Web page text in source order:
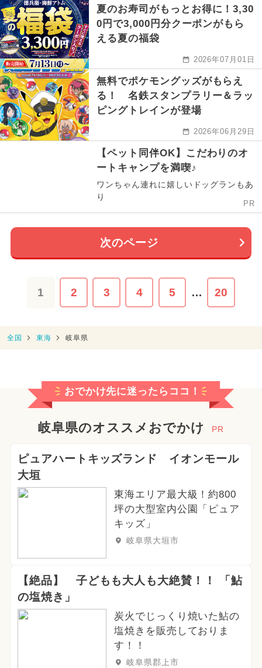
夏のお寿司がもっとお得に！3,30
0円で3,000円分クーポンがもら
える夏の福袋
2026年07月01日
無料でポケモングッズがもらえ
る！ 名鉄スタンプラリー＆ラッ
ピングトレインが登場
2026年06月29日
【ペット同伴OK】こだわりのオ
ートキャンプを満喫♪
ワンちゃん連れに嬉しいドッグランもあ
り
PR
次のページ
1 2 3 4 5 … 20
全国 東海 岐阜県
おでかけ先に迷ったらココ！
岐阜県のオススメおでかけ PR
ピュアハートキッズランド イオンモール
大垣
東海エリア最大級！約800
坪の大型室内公園「ピュア
キッズ」
岐阜県大垣市
【絶品】 子どもも大人も大絶賛！！ 「鮎
の塩焼き」
炭火でじっくり焼いた鮎の
塩焼きを販売しておりま
す！！
岐阜県郡上市